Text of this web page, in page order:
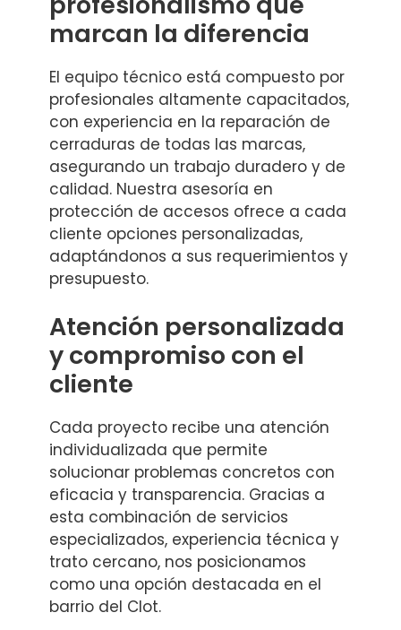
marcan la diferencia
El equipo técnico está compuesto por
profesionales altamente capacitados,
con experiencia en la reparación de
cerraduras de todas las marcas,
asegurando un trabajo duradero y de
calidad. Nuestra asesoría en
protección de accesos ofrece a cada
cliente opciones personalizadas,
adaptándonos a sus requerimientos y
presupuesto.
Atención personalizada
y compromiso con el
cliente
Cada proyecto recibe una atención
individualizada que permite
solucionar problemas concretos con
eficacia y transparencia. Gracias a
esta combinación de servicios
especializados, experiencia técnica y
trato cercano, nos posicionamos
como una opción destacada en el
barrio del Clot.